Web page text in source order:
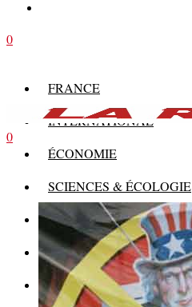
0
FRANCE
INTERNATIONAL
ÉCONOMIE
SCIENCES & ÉCOLOGIE
HISTOIRE
THÉORIE
CULTURE
0